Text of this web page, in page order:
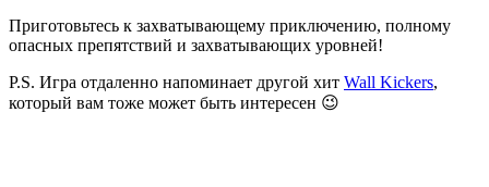
Приготовьтесь к захватывающему приключению, полному
опасных препятствий и захватывающих уровней!
P.S. Игра отдаленно напоминает другой хит Wall Kickers,
который вам тоже может быть интересен 😉